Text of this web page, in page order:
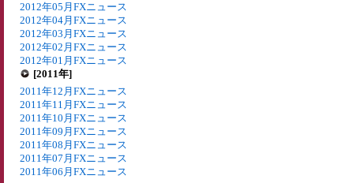
2012年05月FXニュース
2012年04月FXニュース
2012年03月FXニュース
2012年02月FXニュース
2012年01月FXニュース
[2011年]
2011年12月FXニュース
2011年11月FXニュース
2011年10月FXニュース
2011年09月FXニュース
2011年08月FXニュース
2011年07月FXニュース
2011年06月FXニュース